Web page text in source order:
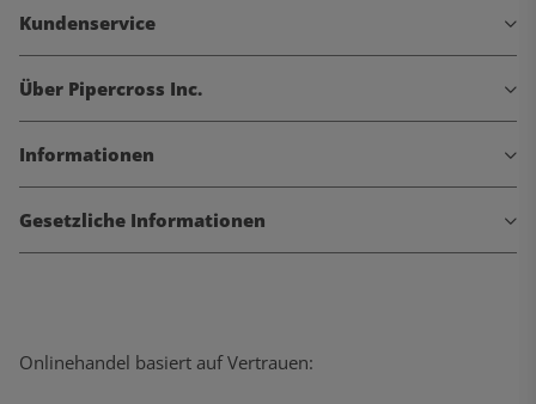
Kundenservice
Über Pipercross Inc.
Informationen
Gesetzliche Informationen
Onlinehandel basiert auf Vertrauen: